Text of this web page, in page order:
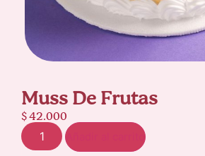
Muss De Frutas
$42.000
Añadir al carrito